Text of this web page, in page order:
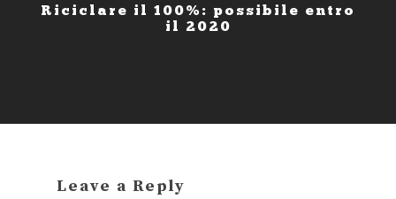
Riciclare il 100%: possibile entro
il 2020
Leave a Reply